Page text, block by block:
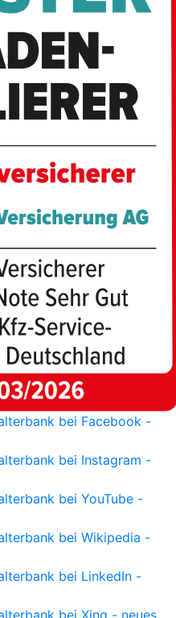
bei Facebook -
bei Instagram -
bei YouTube -
bei Wikipedia -
bei LinkedIn -
bei Xing - neues